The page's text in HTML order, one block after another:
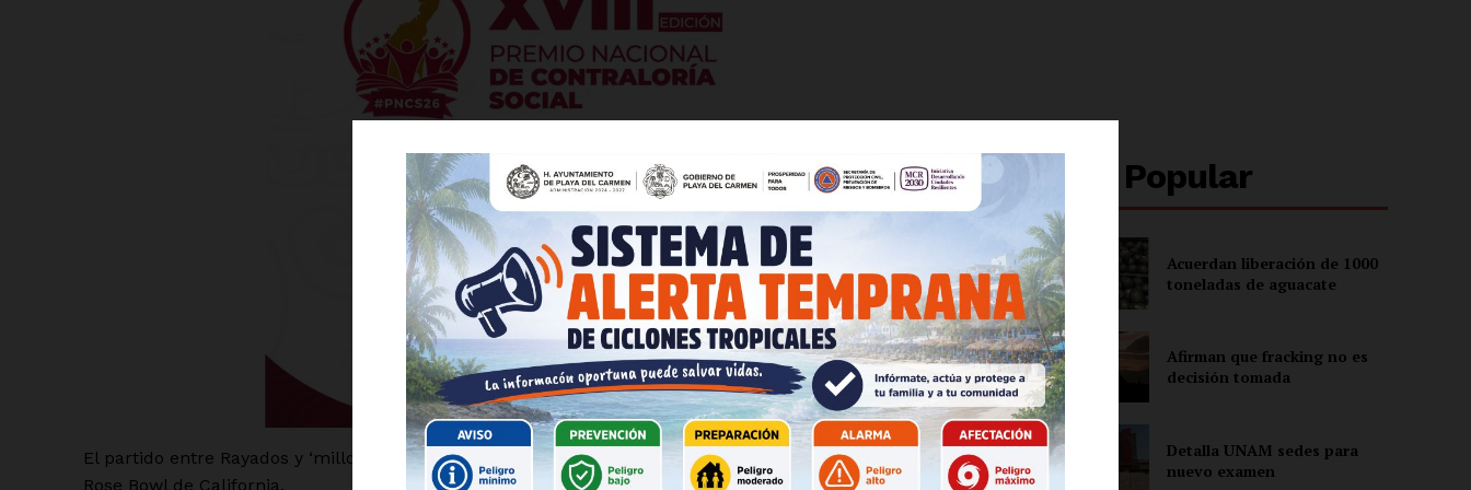
Luces
Del Siglo
Empresa
Nosotros
Contacto
El partido entre Rayados y ‘millonarios’ será este sábado a las 20:00 horas (tiempo de Quintana Roo), en el
Rose Bowl de California.
Lo + Popular
Acuerdan liberación de 1000
toneladas de aguacate
Afirman que fracking no es
decisión tomada
Detalla UNAM sedes para
nuevo examen